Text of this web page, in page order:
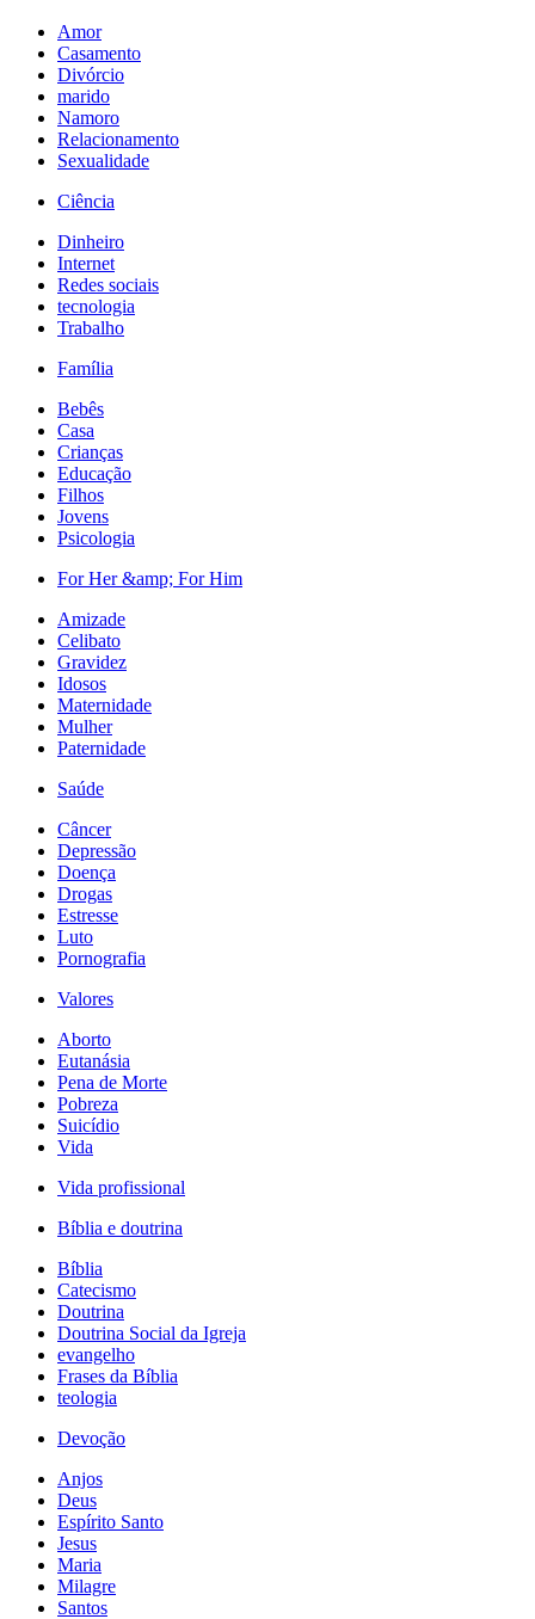
Amor
Casamento
Divórcio
marido
Namoro
Relacionamento
Sexualidade
Ciência
Dinheiro
Internet
Redes sociais
tecnologia
Trabalho
Família
Bebês
Casa
Crianças
Educação
Filhos
Jovens
Psicologia
For Her &amp; For Him
Amizade
Celibato
Gravidez
Idosos
Maternidade
Mulher
Paternidade
Saúde
Câncer
Depressão
Doença
Drogas
Estresse
Luto
Pornografia
Valores
Aborto
Eutanásia
Pena de Morte
Pobreza
Suicídio
Vida
Vida profissional
Bíblia e doutrina
Bíblia
Catecismo
Doutrina
Doutrina Social da Igreja
evangelho
Frases da Bíblia
teologia
Devoção
Anjos
Deus
Espírito Santo
Jesus
Maria
Milagre
Santos